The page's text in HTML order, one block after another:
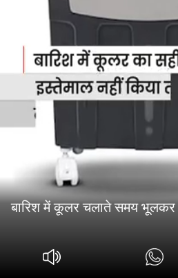
बारिश में कूलर चलाते समय भूलकर